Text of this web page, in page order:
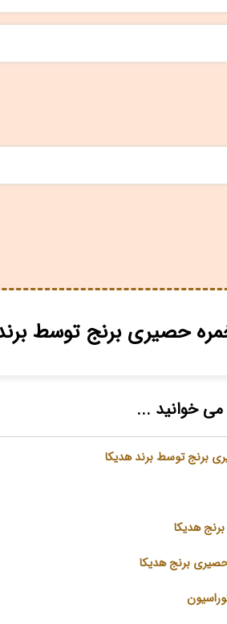
حصیری برنج توسط
می خوانید ...
برنج توسط برند هدیکا
هدیکا
برنج هدیکا